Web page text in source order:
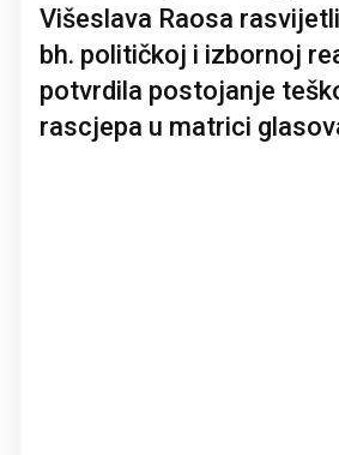
Višeslava Raosa
bh. političkoj i izbornoj
potvrdila postojanje
rascjepa u matrici